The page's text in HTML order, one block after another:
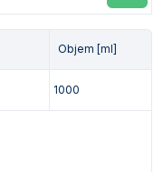
Objem [ml]
1000